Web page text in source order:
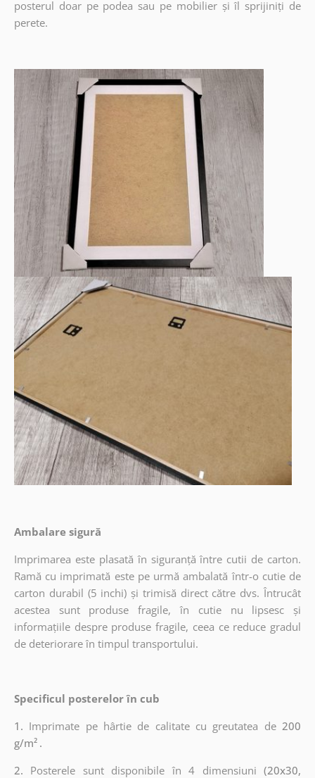
posterul doar pe podea sau pe mobilier și îl sprijiniți de
perete.
Ambalare sigură
Imprimarea este plasată în siguranță între cutii de carton.
Ramă cu imprimată este pe urmă ambalată într-o cutie de
carton durabil (5 inchi) și trimisă direct către dvs. Întrucât
acestea sunt produse fragile, în cutie nu lipsesc și
informațiile despre produse fragile, ceea ce reduce gradul
de deteriorare în timpul transportului.
Specificul posterelor în cub
1. Imprimate pe hârtie de calitate cu greutatea de200
g/m² .
2. Posterele sunt disponibile în 4 dimensiuni (20x30,